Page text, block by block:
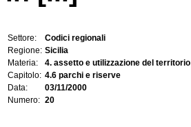
Settore:
Codici regionali
Regione: Sicilia
Materia:
4. assetto e utilizzazione del territorio
Capitolo: 4.6 parchi e riserve
Data:
03/11/2000
Numero: 20